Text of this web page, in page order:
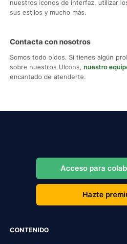
nuestros iconos de interfaz, utilizar
sus estilos y mucho más.
Contacta con nosotros
Somos todo oídos. Si tienes algún
sobre nuestros UIcons, nuestro
encantado de atenderte.
Acceso para
Hazte
CONTENIDO